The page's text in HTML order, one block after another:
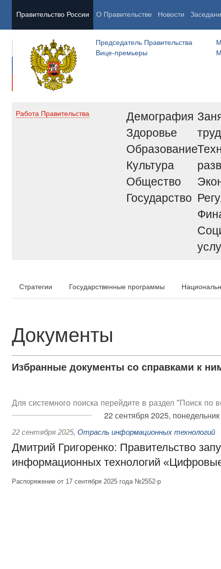
Правительство России О Правительстве Новости
Председатель Правительства
Вице-премьеры
Работа Правительства
Демография
Здоровье
Образование
Культура
Общество
Государство
труд
Стратегии Государственные программы
Документы
Избранные документы со справками к
Для системного поиска перейдите в раздел "Поиск по
22 сентября 2025, понедельник
22 сентября 2025, Отрасль информационных технологий
Дмитрий Григоренко: Правительство
информационных технологий
Распоряжение от 17 сентября 2025 года №2552-р